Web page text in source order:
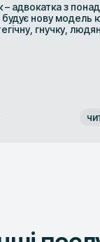
– адвокатка з
будує нову модель
гнучку,